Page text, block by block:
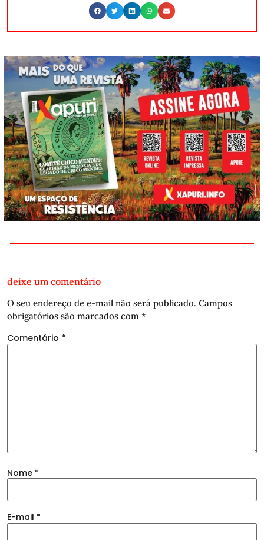
deixe um comentário
O seu endereço de e-mail não será publicado. Campos
obrigatórios são marcados com *
Comentário *
Nome *
E-mail *